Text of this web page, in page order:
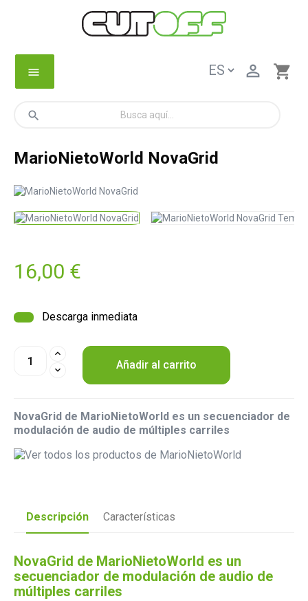
menu shopping_cart

search
MarioNietoWorld NovaGrid
16,00 €
Descarga inmediata
Añadir al carrito
NovaGrid de MarioNietoWorld es un secuenciador de
modulación de audio de múltiples carriles
Descripción Características
NovaGrid de MarioNietoWorld es un
secuenciador de modulación de audio de
múltiples carriles